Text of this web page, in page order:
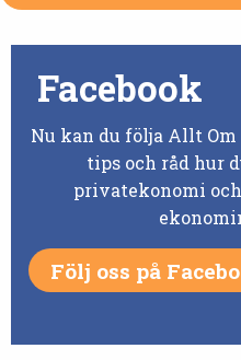
Facebook
Nu kan du följa Allt Om
tips och råd hur
privatekonomi
Följ oss på